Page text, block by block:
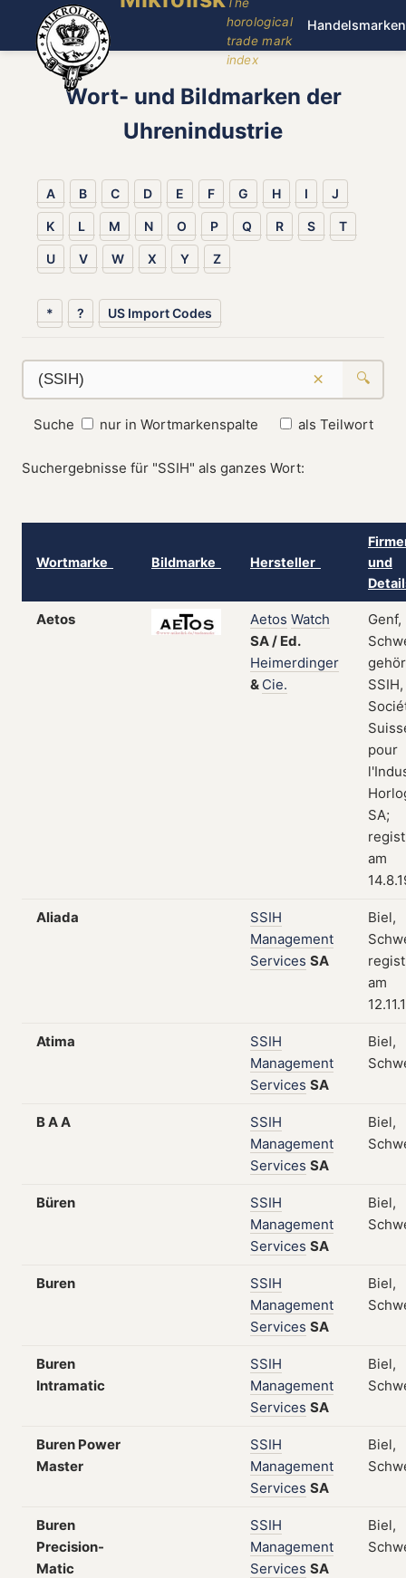
horological
trade mark
index
Handelsmarken
Wort- und Bildmarken der
Uhrenindustrie
A B C D E F G H I J
K L M N O P Q R S T
U V W X Y Z
* ? US Import Codes
× 🔍
Suche nur in Wortmarkenspalte als Teilwort
Suchergebnisse für "SSIH" als ganzes Wort:
Wortmarke Bildmarke Hersteller
und
Aetos Aetos Watch
SA/ Ed.
Heimerdinger
& Cie.
Genf,
SSIH,
pour
SA;
am
Aliada
SSIH
Management
Services SA
Biel,
am
Atima
SSIH
Management
Services SA
Biel,
B A A
SSIH
Management
Services SA
Biel,
Büren
SSIH
Management
Services SA
Biel,
Buren
SSIH
Management
Services SA
Biel,
Buren
Intramatic
SSIH
Management
Services SA
Biel,
Buren Power
Master
SSIH
Management
Services SA
Biel,
Buren
Precision-
Matic
SSIH
Management
Services SA
Biel,